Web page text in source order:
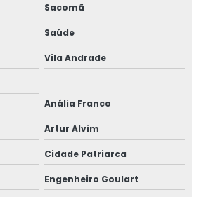
de alumínio
Sacomã
Saúde
Vila Andrade
Anália Franco
Artur Alvim
Cidade Patriarca
Engenheiro Goulart